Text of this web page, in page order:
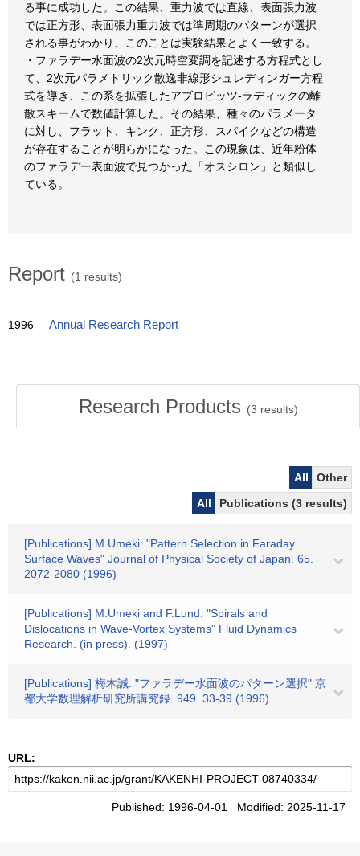
る事に成功した。この結果、重力波では直線、表面張力波
では正方形、表面張力重力波では準周期のパターンが選択
される事がわかり、このことは実験結果とよく一致する。
・ファラデー水面波の2次元時空変調を記述する方程式とし
て、2次元パラメトリック散逸非線形シュレディンガー方程
式を導き、この系を拡張したアブロビッツ-ラディックの離
散スキームで数値計算した。その結果、種々のパラメータ
に対し、フラット、キンク、正方形、スパイクなどの構造
が存在することが明らかになった。この現象は、近年粉体
のファラデー表面波で見つかった「オスシロン」と類似し
ている。
Report (1 results)
1996 Annual Research Report
Research Products (3 results)
All
Other
All
Publications (3 results)
[Publications] M.Umeki: "Pattern Selection in Faraday
Surface Waves" Journal of Physical Society of Japan. 65.
2072-2080 (1996)
[Publications] M.Umeki and F.Lund: "Spirals and
Dislocations in Wave-Vortex Systems" Fluid Dynamics
Research. (in press). (1997)
[Publications] 梅木誠: "ファラデー水面波のパターン選択" 京
都大学数理解析研究所講究録. 949. 33-39 (1996)
URL:
Published: 1996-04-01 Modified: 2025-11-17